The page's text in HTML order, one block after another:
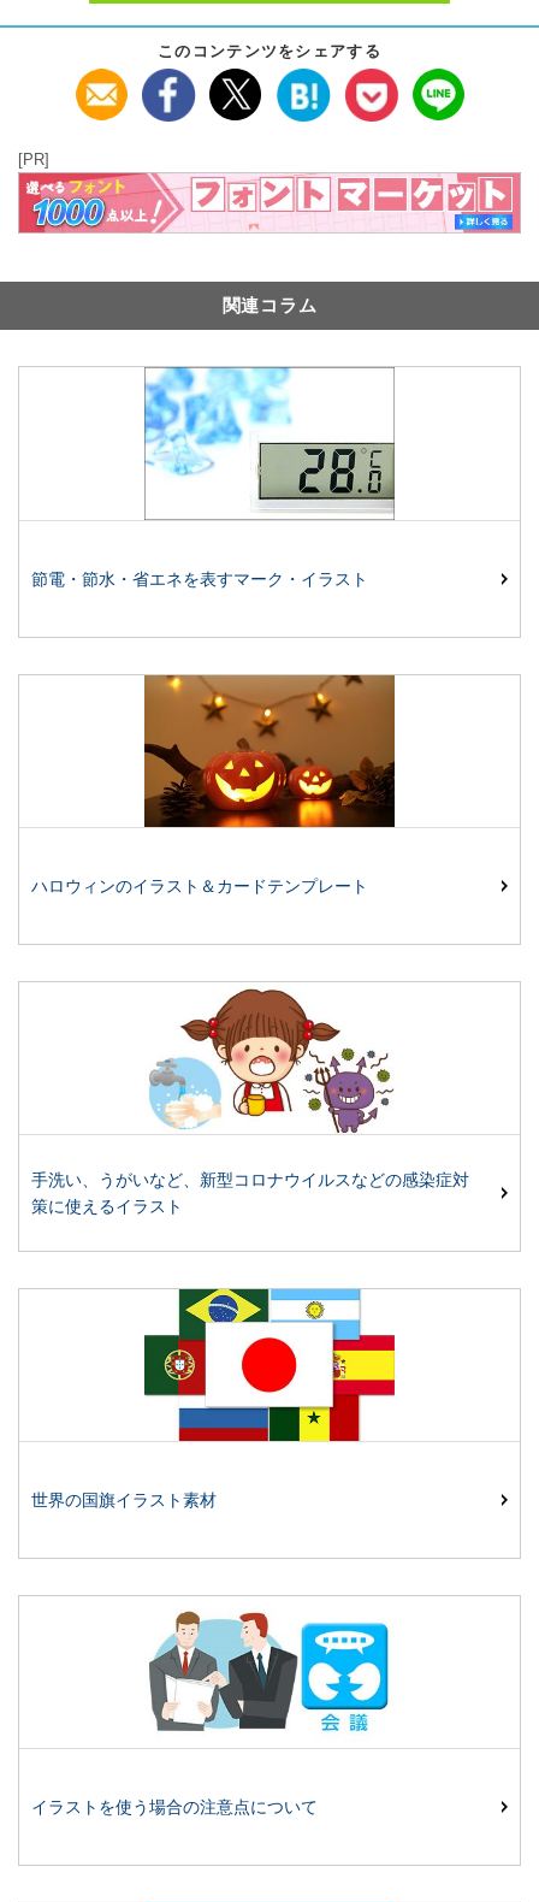
このコンテンツをシェアする
[PR]
関連コラム
節電・節水・省エネを表すマーク・イラスト
ハロウィンのイラスト＆カードテンプレート
手洗い、うがいなど、新型コロナウイルスなどの感染症対
策に使えるイラスト
世界の国旗イラスト素材
イラストを使う場合の注意点について